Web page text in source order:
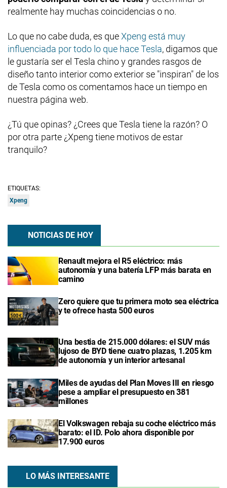
realmente hay muchas coincidencias o no.
Lo que no cabe duda, es queXpeng está muy
influenciada por todo lo que hace Tesla, digamos que
le gustaría ser el Tesla chino y grandes rasgos de
diseño tanto interior como exterior se "inspiran" de los
de Tesla como os comentamos hace un tiempo en
nuestra página web.
¿Tú que opinas? ¿Crees que Tesla tiene la razón? O
por otra parte ¿Xpeng tiene motivos de estar
tranquilo?
ETIQUETAS:
Xpeng
NOTICIAS DE HOY
Renault mejora el R5 eléctrico: más
autonomía y una batería LFP más barata en
camino
Zero quiere que tu primera moto sea eléctrica
y te ofrece hasta 500 euros
Una bestia de 215.000 dólares: el SUV más
lujoso de BYD tiene cuatro plazas, 1.205 km
de autonomía y un interior artesanal
Miles de ayudas del Plan Moves III en riesgo
pese a ampliar el presupuesto en 381
millones
El Volkswagen rebaja su coche eléctrico más
barato: el ID. Polo ahora disponible por
17.900 euros
LO MÁS INTERESANTE